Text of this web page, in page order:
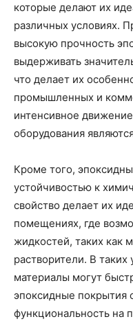
которые делают их
различных условиях.
высокую прочность
выдерживать
что делает их
промышленных и
интенсивное
оборудования
Кроме того,
устойчивостью к
свойство делает их
помещениях, где
жидкостей, таких как
растворители. В
материалы могут
эпоксидные покрытия
функциональность на